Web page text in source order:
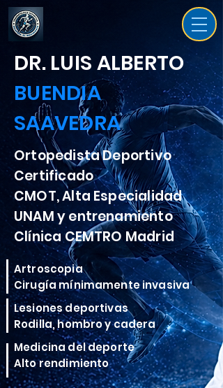
DR. LUIS ALBERTO
BUENDIA
SAAVEDRA
Ortopedista Deportivo
Certificado
CMOT, Alta Especialidad
UNAM y entrenamiento
Clínica CEMTRO Madrid
Artroscopia
Cirugía mínimamente invasiva
Lesiones deportivas
Rodilla, hombro y cadera
Medicina del deporte
Alto rendimiento